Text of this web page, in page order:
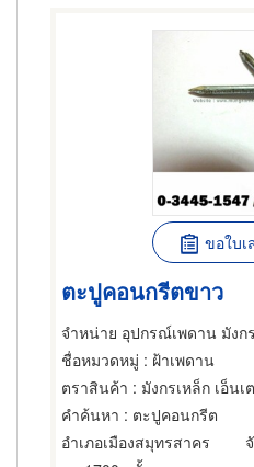
ขอใบเ
ตะปูคอนกรีตขาว
จำหน่าย อุปกรณ์เพดาน มังก
ชื่อหมวดหมู่ : ฝ้าเพดาน
ตราสินค้า : มังกรเหล็ก เอ็นเ
คำค้นหา : ตะปูคอนกรีต
อำเภอเมืองสมุทรสาคร